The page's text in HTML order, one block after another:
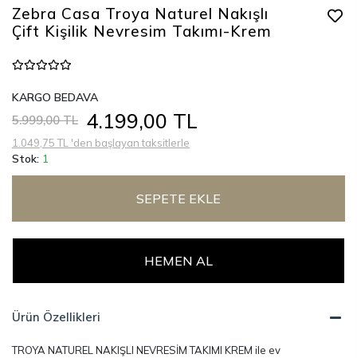
Zebra Casa Troya Naturel Nakışlı
Çift Kişilik Nevresim Takımı-Krem
KARGO BEDAVA
5.999,00 TL 4.199,00 TL
1.049,75 TL 'den başlayan taksitlerle
Stok: 1
SEPETE EKLE
HEMEN AL
Ürün Özellikleri
TROYA NATUREL NAKIŞLI NEVRESİM TAKIMI KREM ile ev